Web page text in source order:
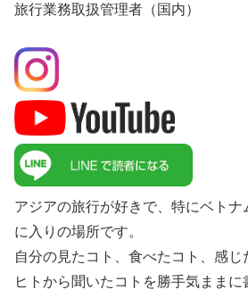
旅行業務取扱管理者（国内）
アジアの旅行が好きで、特にベト
に入りの場所です。
自分の見たコト、食べたコト、感
ヒトから聞いたコトを勝手気ままに